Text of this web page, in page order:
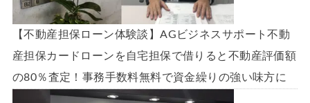
【不動産担保ローン体験談】AGビジネスサポート不動
産担保カードローンを自宅担保で借りると不動産評価額
の80％査定！事務手数料無料で資金繰りの強い味方に